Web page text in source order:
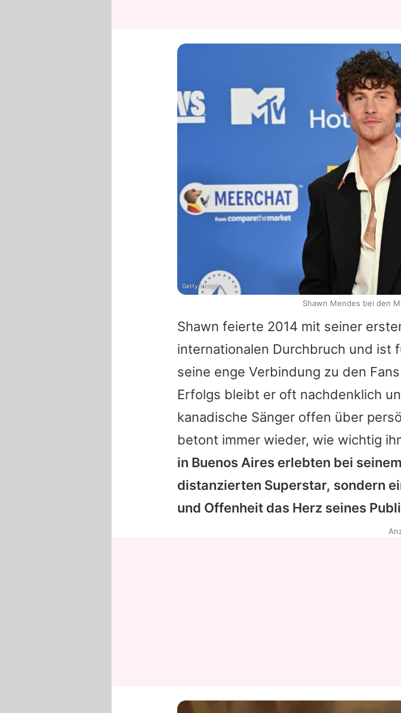
Shawn feierte 2014 mit seiner
internationalen Durchbruch und ist
seine enge Verbindung zu den
Erfolgs bleibt er oft nachdenklich
kanadische Sänger offen über
betont immer wieder, wie wichtig
in Buenos Aires erlebten bei
distanzierten Superstar, sondern
und Offenheit das Herz seines
Getty Images
Shawn Mendes bei den